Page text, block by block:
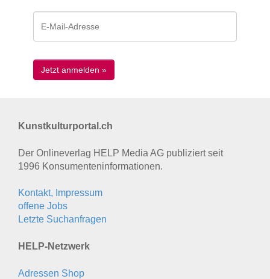
Kunstkulturportal.ch
Der Onlineverlag HELP Media AG publiziert seit
1996 Konsumenten­informationen.
Kontakt, Impressum
offene Jobs
Letzte Suchanfragen
HELP-Netzwerk
Adressen Shop